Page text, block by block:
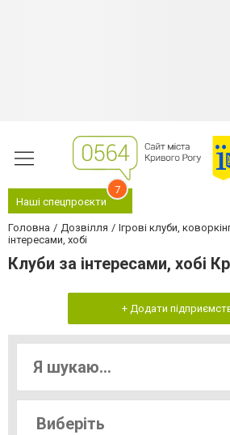
Наші спецпроєкти
7
Головна Дозвілля Ігрові клуби,
інтересами, хобі
Клуби за інтересами, хобі
+ Додати